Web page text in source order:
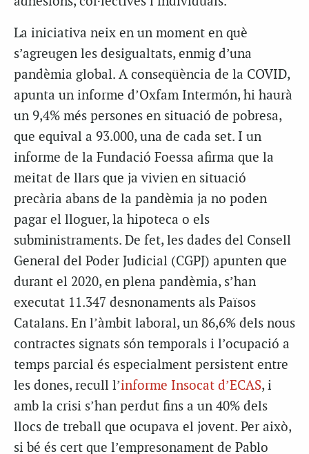
La iniciativa neix en un moment en què
s’agreugen les desigualtats, enmig d’una
pandèmia global. A conseqüència de la COVID,
apunta un informe d’Oxfam Intermón, hi haurà
un 9,4% més persones en situació de pobresa,
que equival a 93.000, una de cada set. I un
informe de la Fundació Foessa afirma que la
meitat de llars que ja vivien en situació
precària abans de la pandèmia ja no poden
pagar el lloguer, la hipoteca o els
subministraments. De fet, les dades del Consell
General del Poder Judicial (CGPJ) apunten que
durant el 2020, en plena pandèmia, s’han
executat 11.347 desnonaments als Països
Catalans. En l’àmbit laboral, un 86,6% dels nous
contractes signats són temporals i l’ocupació a
temps parcial és especialment persistent entre
les dones, recull l’informe Insocat d’ECAS, i
amb la crisi s’han perdut fins a un 40% dels
llocs de treball que ocupava el jovent. Per això,
si bé és cert que l’empresonament de Pablo